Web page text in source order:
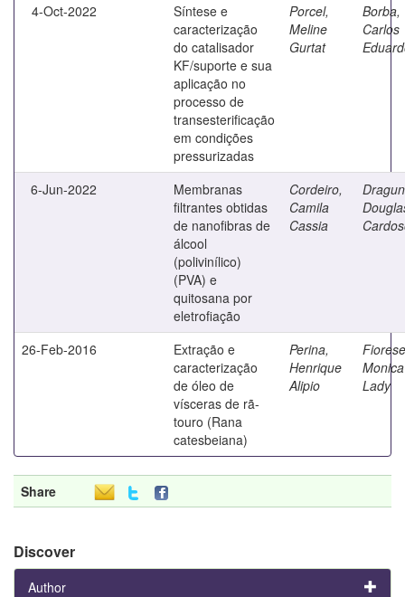
4-Oct-2022
Síntese e
caracterização
do catalisador
KF/suporte e sua
aplicação no
processo de
transesterificação
em condições
pressurizadas
Porcel,
Meline
Gurtat
Borba,
Carlos
6-Jun-2022
Membranas
filtrantes obtidas
de nanofibras de
álcool
(polivinílico)
(PVA) e
quitosana por
eletrofiação
Cordeiro,
Camila
Cassia
26-Feb-2016
Extração e
caracterização
de óleo de
vísceras de rã-
touro (Rana
catesbeiana)
Perina,
Henrique
Alipio
Monica
Lady
Share
Discover
Author